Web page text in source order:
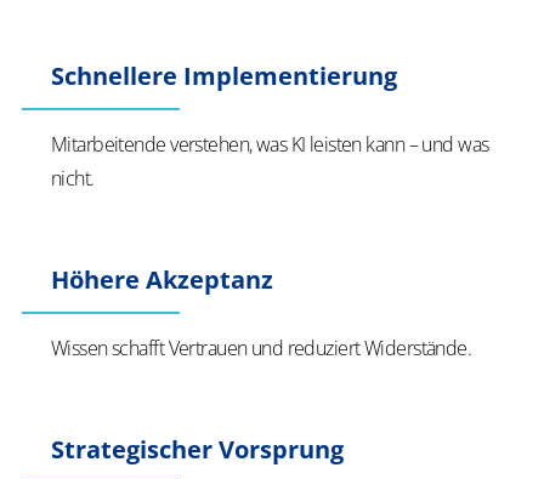
Schnellere Implementierung
Mitarbeitende verstehen, was KI leisten kann – und was
nicht.
Höhere Akzeptanz
Wissen schafft Vertrauen und reduziert Widerstände.
Strategischer Vorsprung